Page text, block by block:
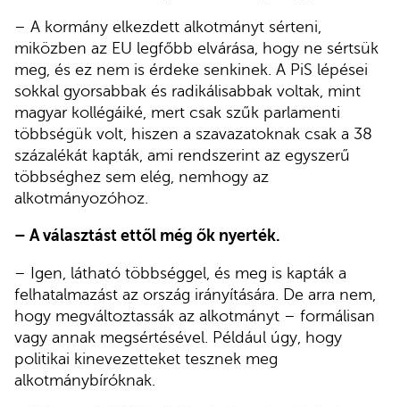
– A kormány elkezdett alkotmányt sérteni,
miközben az EU legfőbb elvárása, hogy ne sértsük
meg, és ez nem is érdeke senkinek. A PiS lépései
sokkal gyorsabbak és radikálisabbak voltak, mint
magyar kollégáiké, mert csak szűk parlamenti
többségük volt, hiszen a szavazatoknak csak a 38
százalékát kapták, ami rendszerint az egyszerű
többséghez sem elég, nemhogy az
alkotmányozóhoz.
– A választást ettől még ők nyerték.
– Igen, látható többséggel, és meg is kapták a
felhatalmazást az ország irányítására. De arra nem,
hogy megváltoztassák az alkotmányt – formálisan
vagy annak megsértésével. Például úgy, hogy
politikai kinevezetteket tesznek meg
alkotmánybíróknak.